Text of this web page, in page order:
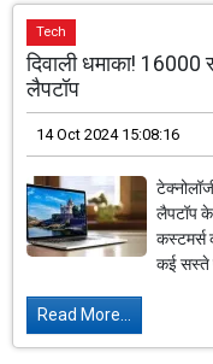
Tech
दिवाली धमाका!
लैपटॉप
14 Oct 2024 15:08:16
लैपटॉप
कस्टमर्स
कई सस्ते
Read More...